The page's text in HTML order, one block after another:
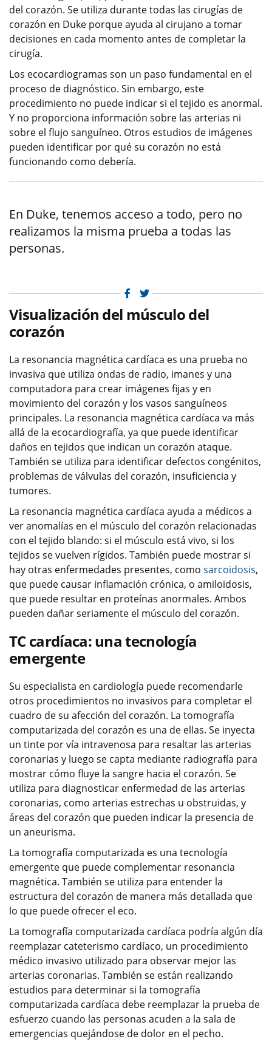
del corazón. Se utiliza durante todas las cirugías de
corazón en Duke porque ayuda al cirujano a tomar
decisiones en cada momento antes de completar la
cirugía.
Los ecocardiogramas son un paso fundamental en el
proceso de diagnóstico. Sin embargo, este
procedimiento no puede indicar si el tejido es anormal.
Y no proporciona información sobre las arterias ni
sobre el flujo sanguíneo. Otros estudios de imágenes
pueden identificar por qué su corazón no está
funcionando como debería.
En Duke, tenemos acceso a todo, pero no
realizamos la misma prueba a todas las
personas.
Facebook
Twitter
Visualización del músculo del
corazón
La resonancia magnética cardíaca es una prueba no
invasiva que utiliza ondas de radio, imanes y una
computadora para crear imágenes fijas y en
movimiento del corazón y los vasos sanguíneos
principales. La resonancia magnética cardíaca va más
allá de la ecocardiografía, ya que puede identificar
daños en tejidos que indican un corazón ataque.
También se utiliza para identificar defectos congénitos,
problemas de válvulas del corazón, insuficiencia y
tumores.
La resonancia magnética cardíaca ayuda a médicos a
ver anomalías en el músculo del corazón relacionadas
con el tejido blando: si el músculo está vivo, si los
tejidos se vuelven rígidos. También puede mostrar si
hay otras enfermedades presentes, como sarcoidosis,
que puede causar inflamación crónica, o amiloidosis,
que puede resultar en proteínas anormales. Ambos
pueden dañar seriamente el músculo del corazón.
TC cardíaca: una tecnología
emergente
Su especialista en cardiología puede recomendarle
otros procedimientos no invasivos para completar el
cuadro de su afección del corazón. La tomografía
computarizada del corazón es una de ellas. Se inyecta
un tinte por vía intravenosa para resaltar las arterias
coronarias y luego se capta mediante radiografía para
mostrar cómo fluye la sangre hacia el corazón. Se
utiliza para diagnosticar enfermedad de las arterias
coronarias, como arterias estrechas u obstruidas, y
áreas del corazón que pueden indicar la presencia de
un aneurisma.
La tomografía computarizada es una tecnología
emergente que puede complementar resonancia
magnética. También se utiliza para entender la
estructura del corazón de manera más detallada que
lo que puede ofrecer el eco.
La tomografía computarizada cardíaca podría algún día
reemplazar cateterismo cardíaco, un procedimiento
médico invasivo utilizado para observar mejor las
arterias coronarias. También se están realizando
estudios para determinar si la tomografía
computarizada cardíaca debe reemplazar la prueba de
esfuerzo cuando las personas acuden a la sala de
emergencias quejándose de dolor en el pecho.